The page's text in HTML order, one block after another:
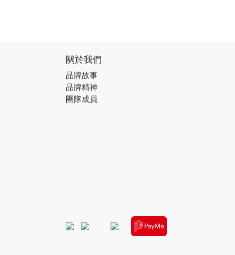
關於我們
品牌故事
品牌精神
團隊成員